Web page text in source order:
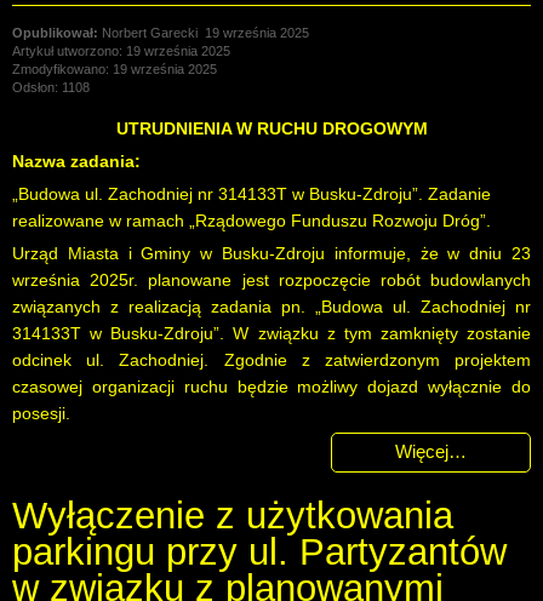
Norbert Garecki 19 września 2025
Artykuł utworzono: 19 września 2025
Zmodyfikowano: 19 września 2025
Odsłon: 1108
UTRUDNIENIA W RUCHU DROGOWYM
Nazwa zadania:
„Budowa ul. Zachodniej nr 314133T w Busku-Zdroju”. Zadanie
realizowane w ramach „Rządowego Funduszu Rozwoju Dróg”.
Urząd Miasta i Gminy w Busku-Zdroju informuje, że w dniu 23
września 2025r. planowane jest rozpoczęcie robót budowlanych
związanych z realizacją zadania pn. „Budowa ul. Zachodniej nr
314133T w Busku-Zdroju”. W związku z tym zamknięty zostanie
odcinek ul. Zachodniej. Zgodnie z zatwierdzonym projektem
czasowej organizacji ruchu będzie możliwy dojazd wyłącznie do
posesji.
Więcej…
Wyłączenie z użytkowania
parkingu przy ul. Partyzantów
w związku z planowanymi